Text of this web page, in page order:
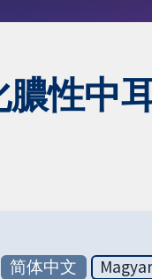
性中
简体中文 Magyar